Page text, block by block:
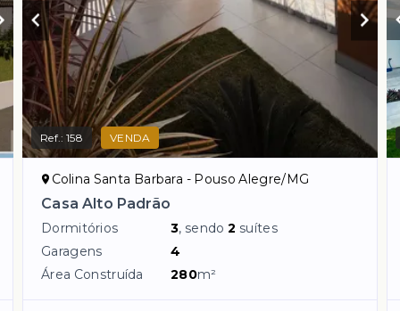
Ref.:158 VENDA
Colina Santa Barbara - Pouso Alegre/MG
Casa Alto Padrão
Dormitórios 3, sendo2 suítes
Garagens
4
Área Construída
280m²